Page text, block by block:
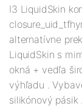
I3 LiquidSkin
alternatívne
LiquidSkin s
okná + vedľa
výhľadu .
silikónový pásik